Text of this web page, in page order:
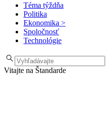
Téma týždňa
Politika
Ekonomika >
Spoločnosť
Technológie
Vitajte na Štandarde